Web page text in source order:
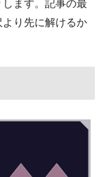
ます。記事の最
り先に解けるか